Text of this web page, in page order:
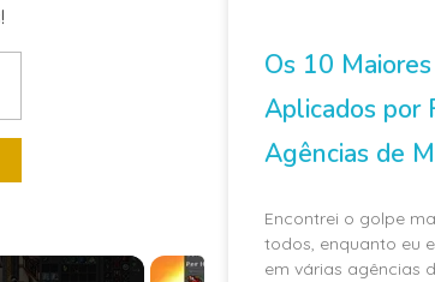
Os 10
Aplicados por
Agências de
Encontrei o golpe
todos, enquanto eu
em várias agências